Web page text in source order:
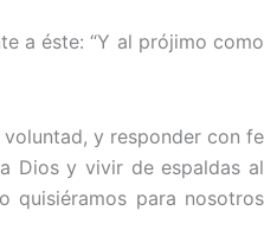
a éste: “Y al prójimo como
y responder con fe
Dios y vivir de espaldas al
quisiéramos para nosotros